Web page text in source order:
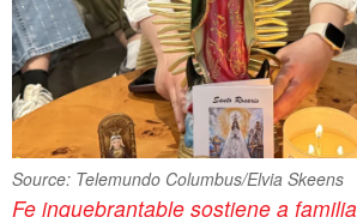
Source: Telemundo Columbus/Elvia Skeens
Fe inquebrantable sostiene a